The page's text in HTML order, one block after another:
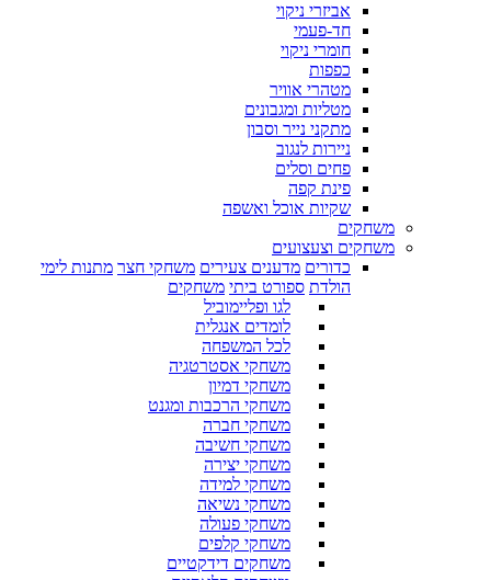
אביזרי ניקוי
חד-פעמי
חומרי ניקוי
כפפות
מטהרי אוויר
מטליות ומגבונים
מתקני נייר וסבון
ניירות לנגוב
פחים וסלים
פינת קפה
שקיות אוכל ואשפה
משחקים
משחקים וצעצועים
כדורים מדענים צעירים משחקי חצר מתנות לימי
הולדת ספורט ביתי משחקים
לגו ופליימוביל
לומדים אנגלית
לכל המשפחה
משחקי אסטרטגיה
משחקי דמיון
משחקי הרכבות ומגנט
משחקי חברה
משחקי חשיבה
משחקי יצירה
משחקי למידה
משחקי נשיאה
משחקי פעולה
משחקי קלפים
משחקים דידקטיים